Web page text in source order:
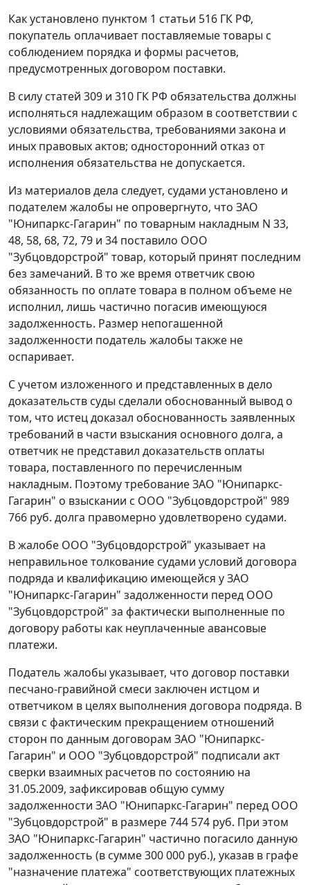
Как установлено пунктом 1 статьи 516 ГК РФ,
покупатель оплачивает поставляемые товары с
соблюдением порядка и формы расчетов,
предусмотренных договором поставки.
В силу статей 309 и 310 ГК РФ обязательства должны
исполняться надлежащим образом в соответствии с
условиями обязательства, требованиями закона и
иных правовых актов; односторонний отказ от
исполнения обязательства не допускается.
Из материалов дела следует, судами установлено и
подателем жалобы не опровергнуто, что ЗАО
"Юнипаркс-Гагарин" по товарным накладным N 33,
48, 58, 68, 72, 79 и 34 поставило ООО
"Зубцовдорстрой" товар, который принят последним
без замечаний. В то же время ответчик свою
обязанность по оплате товара в полном объеме не
исполнил, лишь частично погасив имеющуюся
задолженность. Размер непогашенной
задолженности податель жалобы также не
оспаривает.
С учетом изложенного и представленных в дело
доказательств суды сделали обоснованный вывод о
том, что истец доказал обоснованность заявленных
требований в части взыскания основного долга, а
ответчик не представил доказательств оплаты
товара, поставленного по перечисленным
накладным. Поэтому требование ЗАО "Юнипаркс-
Гагарин" о взыскании с ООО "Зубцовдорстрой" 989
766 руб. долга правомерно удовлетворено судами.
В жалобе ООО "Зубцовдорстрой" указывает на
неправильное толкование судами условий договора
подряда и квалификацию имеющейся у ЗАО
"Юнипаркс-Гагарин" задолженности перед ООО
"Зубцовдорстрой" за фактически выполненные по
договору работы как неуплаченные авансовые
платежи.
Податель жалобы указывает, что договор поставки
песчано-гравийной смеси заключен истцом и
ответчиком в целях выполнения договора подряда. В
связи с фактическим прекращением отношений
сторон по данным договорам ЗАО "Юнипаркс-
Гагарин" и ООО "Зубцовдорстрой" подписали акт
сверки взаимных расчетов по состоянию на
31.05.2009, зафиксировав общую сумму
задолженности ЗАО "Юнипаркс-Гагарин" перед ООО
"Зубцовдорстрой" в размере 744 574 руб. При этом
ЗАО "Юнипаркс-Гагарин" частично погасило данную
задолженность (в сумме 300 000 руб.), указав в графе
"назначение платежа" соответствующих платежных